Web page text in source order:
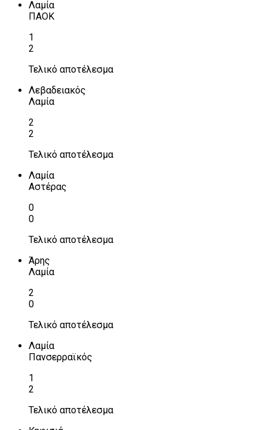
Λαμία
ΠΑΟΚ
1
2
Τελικό αποτέλεσμα
Λεβαδειακός
Λαμία
2
2
Τελικό αποτέλεσμα
Λαμία
Αστέρας
0
0
Τελικό αποτέλεσμα
Άρης
Λαμία
2
0
Τελικό αποτέλεσμα
Λαμία
Πανσερραϊκός
1
2
Τελικό αποτέλεσμα